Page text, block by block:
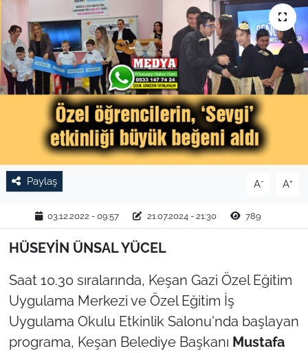
Paylaş A- A+
03.12.2022 - 09:57 21.07.2024 - 21:30 789
HÜSEYİN ÜNSAL YÜCEL
Saat 10.30 sıralarında, Keşan Gazi Özel Eğitim
Uygulama Merkezi ve Özel Eğitim İş
Uygulama Okulu Etkinlik Salonu'nda başlayan
programa, Keşan Belediye Başkanı Mustafa
EĞİTİM
TARIM VE HAYVANCILIK
KÜLTÜR SANAT
RESMİ İLAN
SPOR
YAŞAM
EDİRNE
KIRKLARELİ